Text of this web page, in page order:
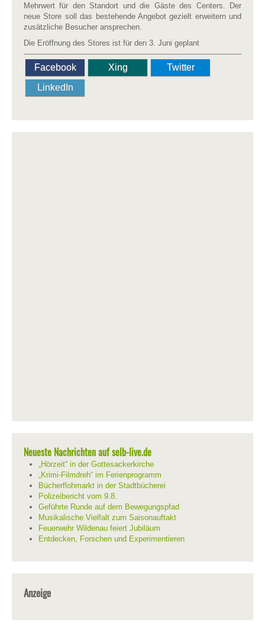
Mehrwert für den Standort und die Gäste des Centers. Der
neue Store soll das bestehende Angebot gezielt erweitern und
zusätzliche Besucher ansprechen.
Die Eröffnung des Stores ist für den 3. Juni geplant
Facebook Xing
Twitter
LinkedIn
Neueste Nachrichten auf selb-live.de
„Hörzeit“ in der Gottesackerkirche
„Krimi-Filmdreh“ im Ferienprogramm
Bücherflohmarkt in der Stadtbücherei
Polizeibericht vom 9.8.
Geführte Runde auf dem Bewegungspfad
Musikalische Vielfalt zum Saisonauftakt
Feuerwehr Wildenau feiert Jubiläum
Entdecken, Forschen und Experimentieren
Anzeige